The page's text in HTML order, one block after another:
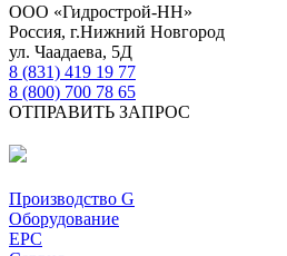
ООО «Гидрострой-НН»
Россия, г.Нижний Новгород
ул. Чаадаева, 5Д
8 (831) 419 19 77
8 (800) 700 78 65
ОТПРАВИТЬ ЗАПРОС
Производство G
Оборудование
EPC